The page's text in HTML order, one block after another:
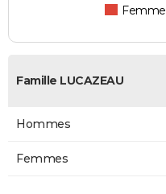
Famille LUCAZEAU
Hommes
Femmes